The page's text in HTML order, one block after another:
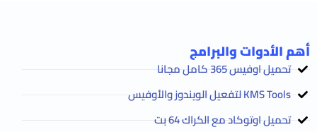
أهم الأدوات والبرامج
تحميل اوفيس 365 كامل مجانا
KMS Tools لتفعيل الويندوز والأوفيس
تحميل اوتوكاد مع الكراك 64 بت